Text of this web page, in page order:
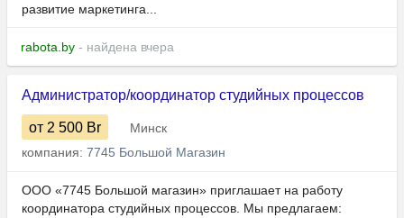
развитие маркетинга...
rabota.by - найдена вчера
Администратор/координатор студийных процессов
от 2 500 Br
Минск
компания: 7745 Большой Магазин
ООО «7745 Большой магазин» приглашает на работу
координатора студийных процессов. Мы предлагаем: